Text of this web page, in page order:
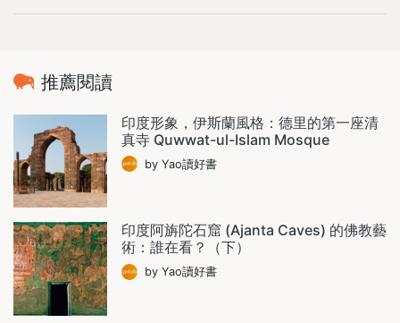
推薦閱讀
印度形象，伊斯蘭風格：德里的第一座清
真寺 Quwwat-ul-Islam Mosque
by Yao讀好書
印度阿旃陀石窟 (Ajanta Caves) 的佛教藝
術：誰在看？（下）
by Yao讀好書